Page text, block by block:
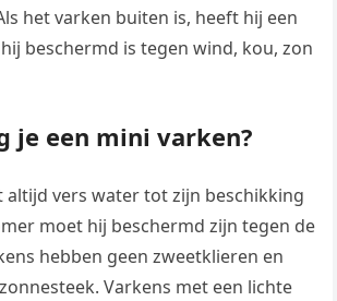
het varken buiten is, heeft hij een
beschermd is tegen wind, kou, zon
je een mini varken?
altijd vers water tot zijn beschikking
moet hij beschermd zijn tegen de
hebben geen zweetklieren en
Varkens met een lichte